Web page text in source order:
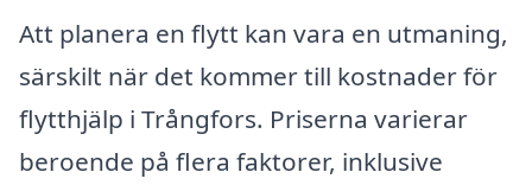
Att planera en flytt kan vara en utmaning,
särskilt när det kommer till kostnader för
flytthjälp i Trångfors. Priserna varierar
beroende på flera faktorer, inklusive